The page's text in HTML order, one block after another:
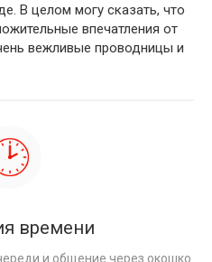
В целом могу сказать, что
впечатления от
вежливые проводницы и
времени
и общение через окошко